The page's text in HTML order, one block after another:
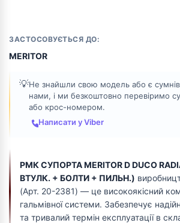
ЗАСТОСОВУЄТЬСЯ ДО:
MERITOR
💡Не знайшли свою модель або є
нами, і ми безкоштовно перевіримо
або крос-номером.
Написати у Viber
РМК СУПОРТА MERITOR D DUCO
ВТУЛК. + БОЛТИ + ПИЛЬН.)
(Арт. 20-2381) — це високоякісний
гальмівної системи. Забезпечує
та тривалий термін експлуатації в